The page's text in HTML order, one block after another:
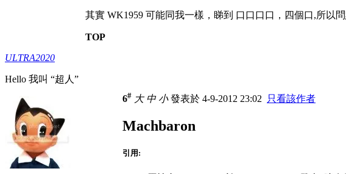
其實 WK1959 可能同我一樣，睇到 口口口口，四個口,所以問
TOP
ULTRA2020
Hello 我叫 “超人”
6# 大 中 小發表於 4-9-2012 23:02 只看該作者
Machbaron
引用: